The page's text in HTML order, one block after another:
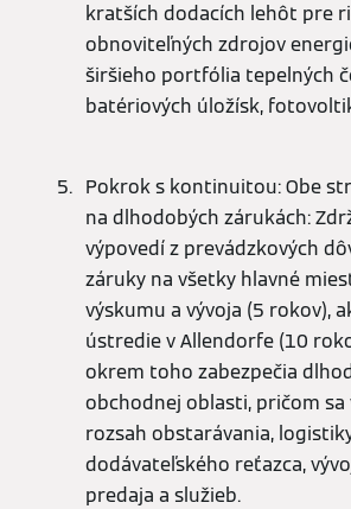
kratších dodacích lehôt pre
obnoviteľných zdrojov
širšieho portfólia tepelných
batériových úložísk,
Pokrok s kontinuitou: Obe
na dlhodobých zárukách:
výpovedí z prevádzkových
záruky na všetky hlavné
výskumu a vývoja (5 rokov),
ústredie v Allendorfe (10
okrem toho zabezpečia
obchodnej oblasti, pričom sa
rozsah obstarávania,
dodávateľského reťazca,
predaja a služieb.